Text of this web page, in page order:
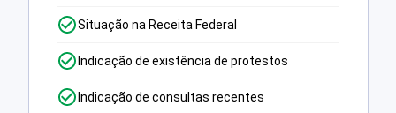
Situação na Receita Federal
Indicação de existência de protestos
Indicação de consultas recentes